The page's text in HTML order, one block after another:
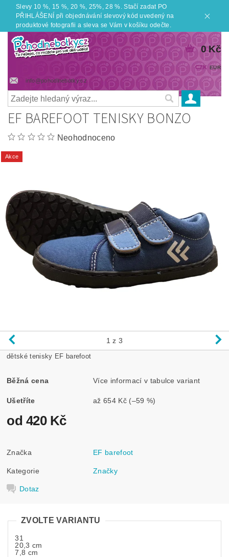
Slevy 10 %, 15 %, 20 %, 25%, 28 %. Stačí zadat PO
PŘIHLÁŠENÍ při objednávání slevový kód uvedený na
produktové fotografii a sleva se Vám v košíku odečte.
info@pohodlnebotky.cz
CZK EUR
0 Kč
EF BAREFOOT TENISKY BONZO
Neohodnoceno
Akce
1 z 3
dětské tenisky EF barefoot
Běžná cena Více informací v tabulce variant
Ušetříte až654 Kč (–59 %)
od 420 Kč
Značka EF barefoot
Kategorie Značky
Dotaz
ZVOLTE VARIANTU
31
20,3 cm
7,8 cm